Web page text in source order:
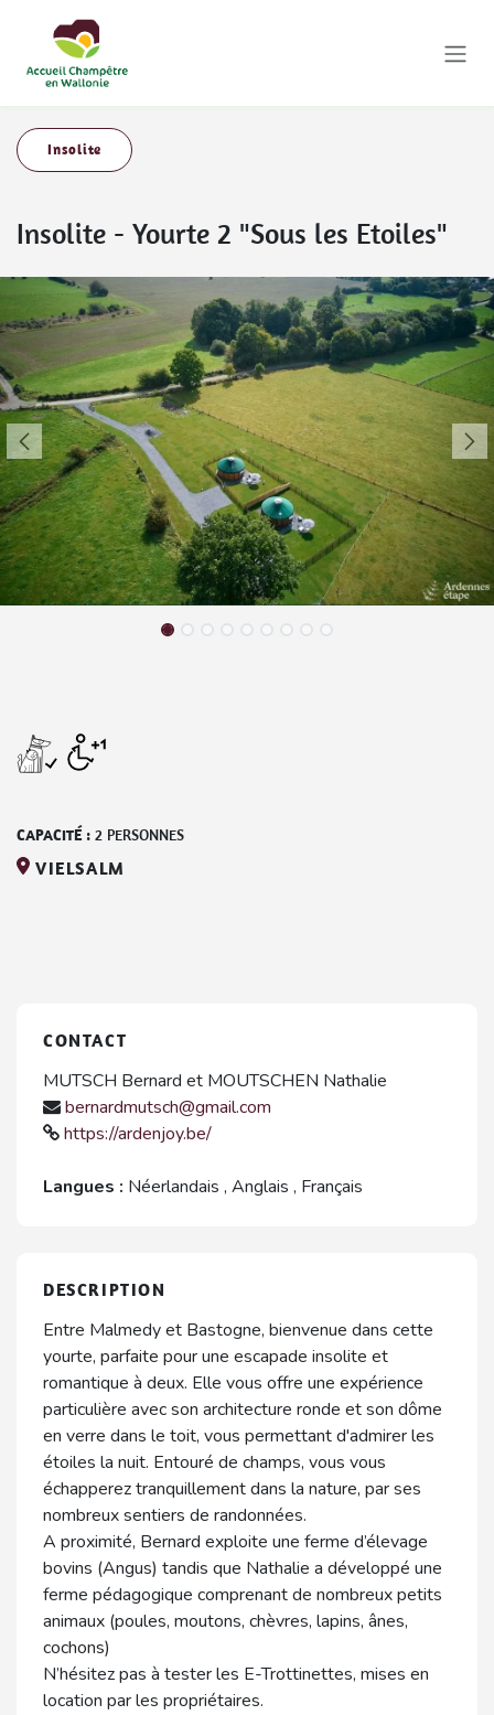
Insolite
Insolite - Yourte 2 "Sous les Etoiles"
CAPACITÉ : 2 PERSONNES
VIELSALM
CONTACT
MUTSCH Bernard et MOUTSCHEN Nathalie
bernardmutsch@gmail.com
https://ardenjoy.be/
Langues : Néerlandais , Anglais , Français
DESCRIPTION
Entre Malmedy et Bastogne, bienvenue dans cette
yourte, parfaite pour une escapade insolite et
romantique à deux. Elle vous offre une expérience
particulière avec son architecture ronde et son dôme
en verre dans le toit, vous permettant d'admirer les
étoiles la nuit. Entouré de champs, vous vous
échapperez tranquillement dans la nature, par ses
nombreux sentiers de randonnées.
A proximité, Bernard exploite une ferme d’élevage
bovins (Angus) tandis que Nathalie a développé une
ferme pédagogique comprenant de nombreux petits
animaux (poules, moutons, chèvres, lapins, ânes,
cochons)
N’hésitez pas à tester les E-Trottinettes, mises en
location par les propriétaires.